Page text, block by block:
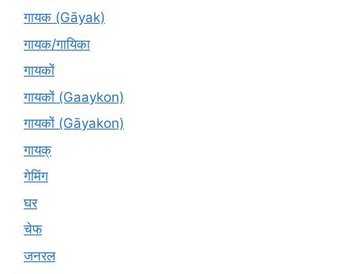
गायक (Gāyak)
गायक/गायिका
गायकों
गायकों (Gaaykon)
गायकों (Gāyakon)
गायक्
गेमिंग
घर
चेफ
जनरल